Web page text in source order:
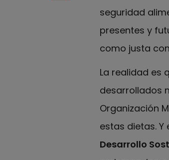
seguridad
presentes y
como justa
La realidad es
desarrollados
Organización
estas dietas.
Desarrollo